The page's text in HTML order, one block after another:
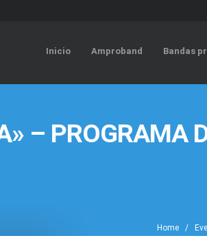
Inicio Amproband Bandas
– PROGRAMA
Home /